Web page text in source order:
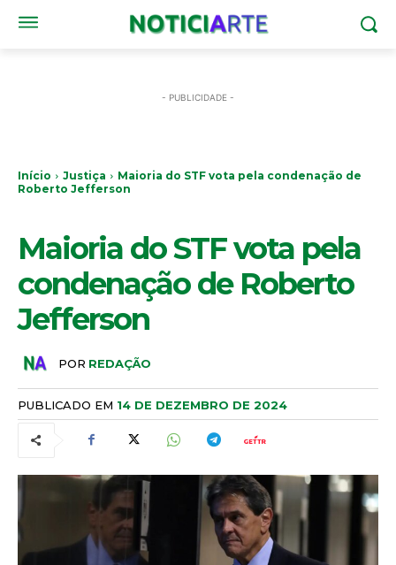
- PUBLICIDADE -
Início Justiça
Maioria do STF vota pela condenação de
Roberto Jefferson
Maioria do STF vota pela
condenação de Roberto
Jefferson
POR REDAÇÃO
PUBLICADO EM 14 DE DEZEMBRO DE 2024